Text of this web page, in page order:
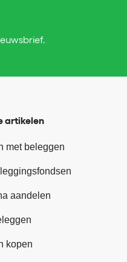
artikelen
met beleggen
aandelen
kopen